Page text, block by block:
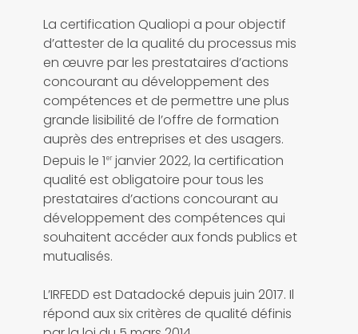
La certification Qualiopi a pour objectif
d’attester de la qualité du processus mis
en œuvre par les prestataires d’actions
concourant au développement des
compétences et de permettre une plus
grande lisibilité de l’offre de formation
auprès des entreprises et des usagers.
Depuis le 1erjanvier 2022, la certification
qualité est obligatoire pour tous les
prestataires d’actions concourant au
développement des compétences qui
souhaitent accéder aux fonds publics et
mutualisés.
L’IRFEDD est Datadocké depuis juin 2017. Il
répond aux six critères de qualité définis